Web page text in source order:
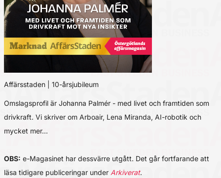
Affärsstaden | 10-årsjubileum
Omslagsprofil är Johanna Palmér - med livet och framtiden som
drivkraft. Vi skriver om Arboair, Lena Miranda, AI-robotik och
mycket mer…
OBS: e-Magasinet har dessvärre utgått. Det går fortfarande att
läsa tidigare publiceringar under Arkiverat.